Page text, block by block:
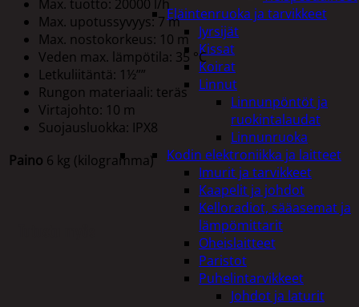
Eläintenruoka ja tarvikkeet
Jyrsijät
Kissat
Koirat
Linnut
Linnunpöntöt ja
ruokintalaudat
Linnunruoka
Kodin elektroniikka ja laitteet
Imurit ja tarvikkeet
Kaapelit ja johdot
Kelloradiot, sääasemat ja
lämpömittarit
Oheislaitteet
Paristot
Puhelintarvikkeet
Johdot ja laturit
Max. tuotto: 20000 l/h
Max. upotussyvyys: 7 m
Max. nostokorkeus: 10 m
Veden max. lämpötila: 35 °C
Letkuliitäntä: 1½””
Rungon materiaali: teräs
Virtajohto: 10 m
Suojausluokka: IPX8
Paino 6 kg (kilogramma)